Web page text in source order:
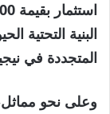
البنية التحتية
المتجددة في
وعلى نحو